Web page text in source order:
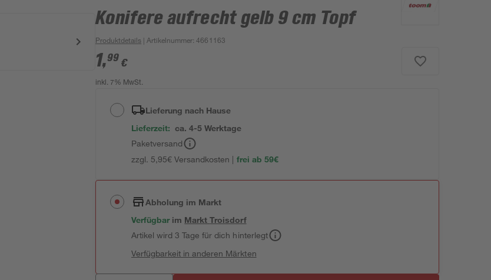
Konifere aufrecht gelb 9 cm Topf
Produktdetails | Artikelnummer:4661163
1,99 €
inkl. 7% MwSt.
Lieferung nach Hause
Lieferzeit: ca. 4-5 Werktage
Paketversand
zzgl. 5,95€ Versandkosten | frei ab 59€
Abholung im Markt
Verfügbar im MarktTroisdorf
Artikel wird 3 Tage für dich hinterlegt
Verfügbarkeit in anderen Märkten